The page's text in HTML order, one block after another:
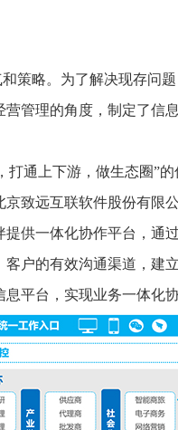
策略。为了解决现存问
管理的角度，制定了
通上下游，做生态圈”
致远互联软件股份有限
供一体化协作平台，通
户的有效沟通渠道，建
平台，实现业务一体化